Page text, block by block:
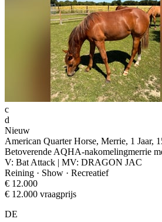
c
d
Nieuw
American Quarter Horse, Merrie, 1 Jaar,
Betoverende AQHA-nakomelingmerrie
V: Bat Attack | MV: DRAGON JAC
Reining · Show · Recreatief
€ 12.000
€ 12.000 vraagprijs
DE